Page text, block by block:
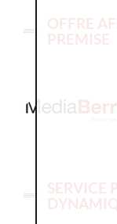
OFFRE
PREMISE
SERVICE